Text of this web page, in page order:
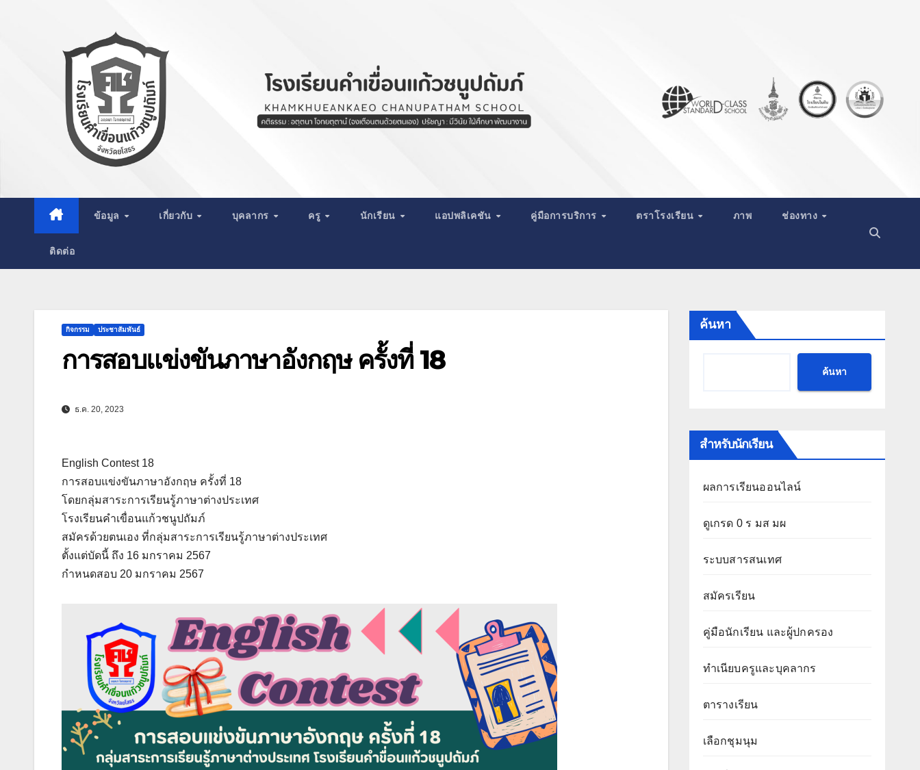
ข้อมูล เกี่ยวกับ บุคลากร ครู นักเรียน แอปพลิเคชัน คู่มือการบริการ ตราโรงเรียน ภาพ ช่องทาง
ติดต่อ
กิจกรรม ประชาสัมพันธ์
การสอบแข่งขันภาษาอังกฤษ ครั้งที่ 18
ธ.ค. 20, 2023
English Contest 18
การสอบแข่งขันภาษาอังกฤษ ครั้งที่ 18
โดยกลุ่มสาระการเรียนรู้ภาษาต่างประเทศ
โรงเรียนคำเขื่อนแก้วชนูปถัมภ์
สมัครด้วยตนเอง ที่กลุ่มสาระการเรียนรู้ภาษาต่างประเทศ
ตั้งแต่บัดนี้ ถึง 16 มกราคม 2567
กำหนดสอบ 20 มกราคม 2567
ค้นหา
ค้นหา
สำหรับนักเรียน
ผลการเรียนออนไลน์
ดูเกรด 0 ร มส มผ
ระบบสารสนเทศ
สมัครเรียน
คู่มือนักเรียน และผู้ปกครอง
ทำเนียบครูและบุคลากร
ตารางเรียน
เลือกชุมนุม